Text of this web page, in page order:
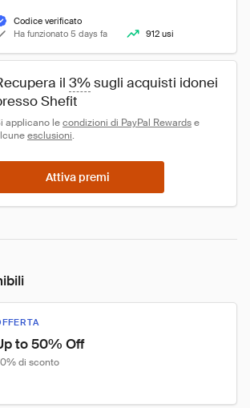
Codice verificato
Ha funzionato 5 days fa
912 usi
il 3% sugli acquisti idonei
Shefit
applicano le condizioni di PayPal Rewards e
esclusioni.
Attiva premi
to 50% Off
di sconto